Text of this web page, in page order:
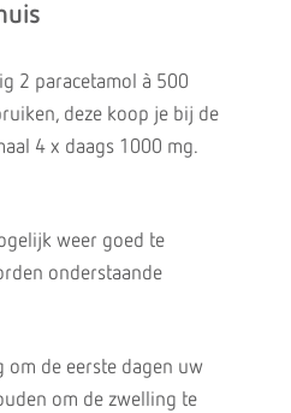
2 paracetamol à 500
deze koop je bij de
4 x daags 1000 mg.
weer goed te
onderstaande
om de eerste dagen uw
om de zwelling te